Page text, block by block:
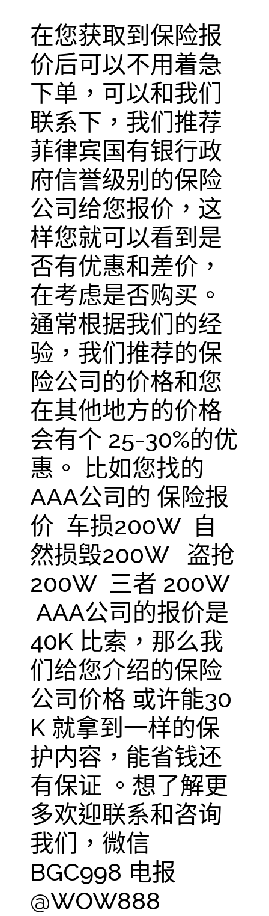
在您获取到保险报
价后可以不用着急
下单，可以和我们
联系下，我们推荐
菲律宾国有银行政
府信誉级别的保险
公司给您报价，这
样您就可以看到是
否有优惠和差价，
在考虑是否购买。
通常根据我们的经
验，我们推荐的保
险公司的价格和您
在其他地方的价格
会有个 25-30%的优
惠。 比如您找的
AAA公司的 保险报
价 车损200W 自
然损毁200W 盗抢
200W 三者 200W
AAA公司的报价是
40K 比索，那么我
们给您介绍的保险
公司价格 或许能30
K 就拿到一样的保
护内容，能省钱还
有保证 。想了解更
多欢迎联系和咨询
我们，微信
BGC998 电报
@WOW888